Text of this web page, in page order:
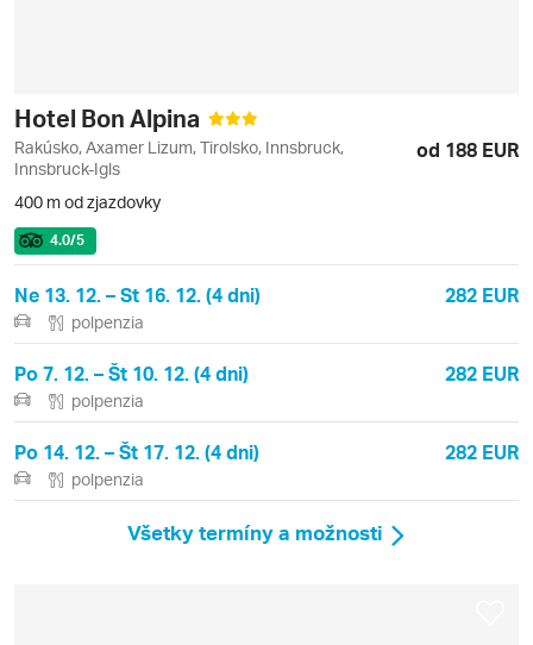
Hotel Bon Alpina
Rakúsko, Axamer Lizum, Tirolsko, Innsbruck,
Innsbruck-Igls
od 188 EUR
400 m od zjazdovky
4.0/5
Ne 13. 12. – St 16. 12. (4 dni) 282 EUR
polpenzia
Po 7. 12. – Št 10. 12. (4 dni) 282 EUR
polpenzia
Po 14. 12. – Št 17. 12. (4 dni) 282 EUR
polpenzia
Všetky termíny a možnosti